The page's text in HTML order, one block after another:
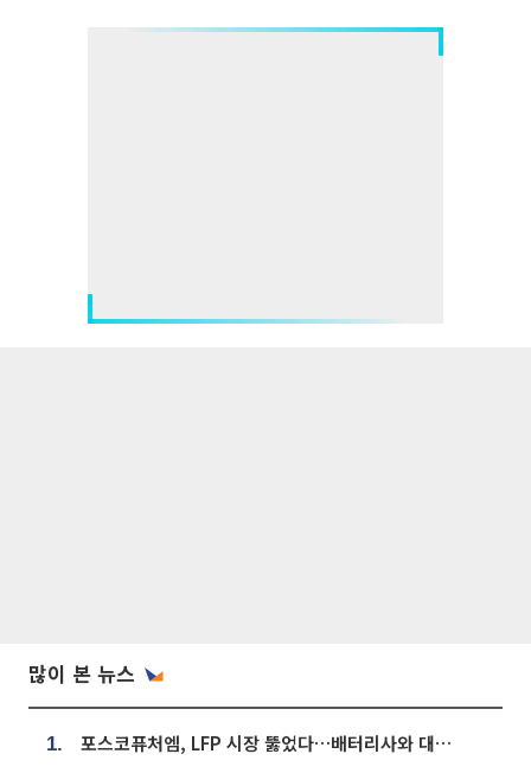
많이 본 뉴스
1. 포스코퓨처엠, LFP 시장 뚫었다…배터리사와 대규모 장기 공급 합의